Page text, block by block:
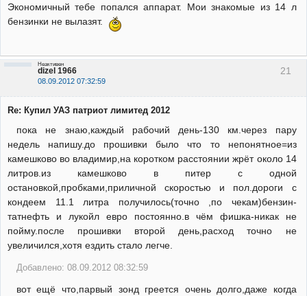
Экономичный тебе попался аппарат. Мои знакомые из 14 л
бензинки не вылазят.
21
dizel 1966
08.09.2012 07:32:59
Неактивен
Re: Купил УАЗ патриот лимитед 2012
пока не знаю,каждый рабочий день-130 км.через пару
недель напишу.до прошивки было что то непонятное=из
камешково во владимир,на коротком расстоянии жрёт около 14
литров.из камешково в питер с одной
остановкой,пробками,приличной скоростью и пол.дороги с
кондеем 11.1 литра получилось(точно ,по чекам)бензин-
татнефть и лукойл евро постоянно.в чём фишка-никак не
пойму.после прошивки второй день,расход точно не
увеличился,хотя ездить стало легче.
Добавлено: 08.09.2012 08:32:59
вот ещё что,парвый зонд греется очень долго,даже когда